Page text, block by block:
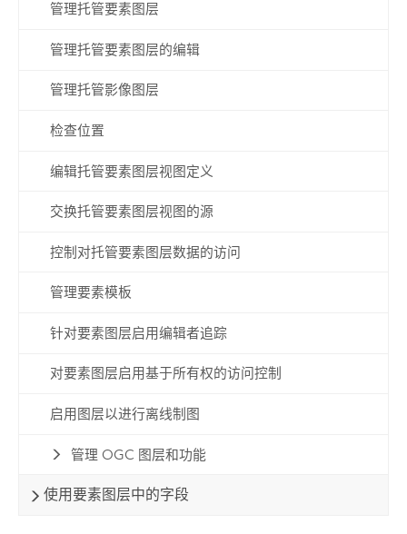
管理托管要素图层
管理托管要素图层的编辑
管理托管影像图层
检查位置
编辑托管要素图层视图定义
交换托管要素图层视图的源
控制对托管要素图层数据的访问
管理要素模板
针对要素图层启用编辑者追踪
对要素图层启用基于所有权的访问控制
启用图层以进行离线制图
管理 OGC 图层和功能
使用要素图层中的字段